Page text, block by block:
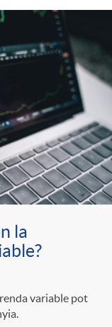
la
variable pot